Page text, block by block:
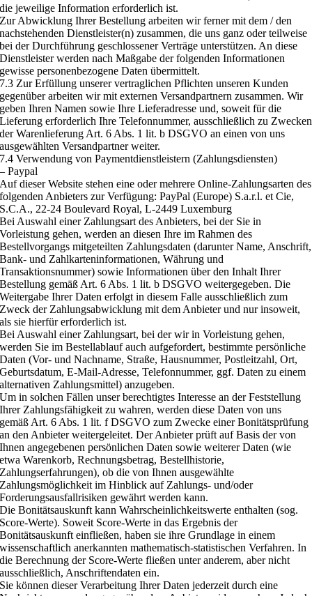
die jeweilige Information erforderlich ist.
Zur Abwicklung Ihrer Bestellung arbeiten wir ferner mit dem / den
nachstehenden Dienstleister(n) zusammen, die uns ganz oder teilweise
bei der Durchführung geschlossener Verträge unterstützen. An diese
Dienstleister werden nach Maßgabe der folgenden Informationen
gewisse personenbezogene Daten übermittelt.
7.3 Zur Erfüllung unserer vertraglichen Pflichten unseren Kunden
gegenüber arbeiten wir mit externen Versandpartnern zusammen. Wir
geben Ihren Namen sowie Ihre Lieferadresse und, soweit für die
Lieferung erforderlich Ihre Telefonnummer, ausschließlich zu Zwecken
der Warenlieferung Art. 6 Abs. 1 lit. b DSGVO an einen von uns
ausgewählten Versandpartner weiter.
7.4 Verwendung von Paymentdienstleistern (Zahlungsdiensten)
– Paypal
Auf dieser Website stehen eine oder mehrere Online-Zahlungsarten des
folgenden Anbieters zur Verfügung: PayPal (Europe) S.a.r.l. et Cie,
S.C.A., 22-24 Boulevard Royal, L-2449 Luxemburg
Bei Auswahl einer Zahlungsart des Anbieters, bei der Sie in
Vorleistung gehen, werden an diesen Ihre im Rahmen des
Bestellvorgangs mitgeteilten Zahlungsdaten (darunter Name, Anschrift,
Bank- und Zahlkarteninformationen, Währung und
Transaktionsnummer) sowie Informationen über den Inhalt Ihrer
Bestellung gemäß Art. 6 Abs. 1 lit. b DSGVO weitergegeben. Die
Weitergabe Ihrer Daten erfolgt in diesem Falle ausschließlich zum
Zweck der Zahlungsabwicklung mit dem Anbieter und nur insoweit,
als sie hierfür erforderlich ist.
Bei Auswahl einer Zahlungsart, bei der wir in Vorleistung gehen,
werden Sie im Bestellablauf auch aufgefordert, bestimmte persönliche
Daten (Vor- und Nachname, Straße, Hausnummer, Postleitzahl, Ort,
Geburtsdatum, E-Mail-Adresse, Telefonnummer, ggf. Daten zu einem
alternativen Zahlungsmittel) anzugeben.
Um in solchen Fällen unser berechtigtes Interesse an der Feststellung
Ihrer Zahlungsfähigkeit zu wahren, werden diese Daten von uns
gemäß Art. 6 Abs. 1 lit. f DSGVO zum Zwecke einer Bonitätsprüfung
an den Anbieter weitergeleitet. Der Anbieter prüft auf Basis der von
Ihnen angegebenen persönlichen Daten sowie weiterer Daten (wie
etwa Warenkorb, Rechnungsbetrag, Bestellhistorie,
Zahlungserfahrungen), ob die von Ihnen ausgewählte
Zahlungsmöglichkeit im Hinblick auf Zahlungs- und/oder
Forderungsausfallrisiken gewährt werden kann.
Die Bonitätsauskunft kann Wahrscheinlichkeitswerte enthalten (sog.
Score-Werte). Soweit Score-Werte in das Ergebnis der
Bonitätsauskunft einfließen, haben sie ihre Grundlage in einem
wissenschaftlich anerkannten mathematisch-statistischen Verfahren. In
die Berechnung der Score-Werte fließen unter anderem, aber nicht
ausschließlich, Anschriftendaten ein.
Sie können dieser Verarbeitung Ihrer Daten jederzeit durch eine